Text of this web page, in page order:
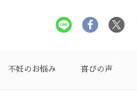
不妊のお悩み 喜びの声